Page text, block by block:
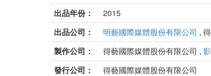
出品年份：
2015
出品公司：
明藝國際媒體股份有限公司 ,
製作公司：
得藝國際媒體股份有限公司 ,
發行公司：
得藝國際媒體股份有限公司